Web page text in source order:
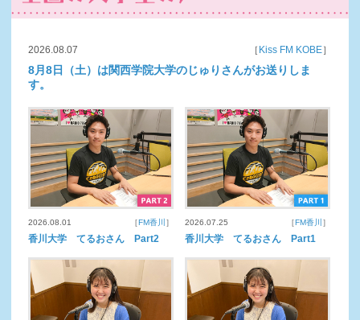
2026.08.07 ［ Kiss FM KOBE］
8月8日（土）は関西学院大学のじゅりさんがお送りしま
す。
2026.08.01 ［FM香川 ］
香川大学 てるおさん Part2
2026.07.25 ［FM香川 ］
香川大学 てるおさん Part1